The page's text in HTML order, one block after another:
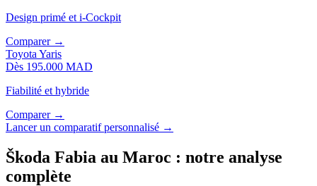
Design primé et i-Cockpit
Comparer →
Toyota Yaris
Dès 195.000 MAD
Fiabilité et hybride
Comparer →
Lancer un comparatif personnalisé →
Škoda Fabia au Maroc : notre analyse
complète